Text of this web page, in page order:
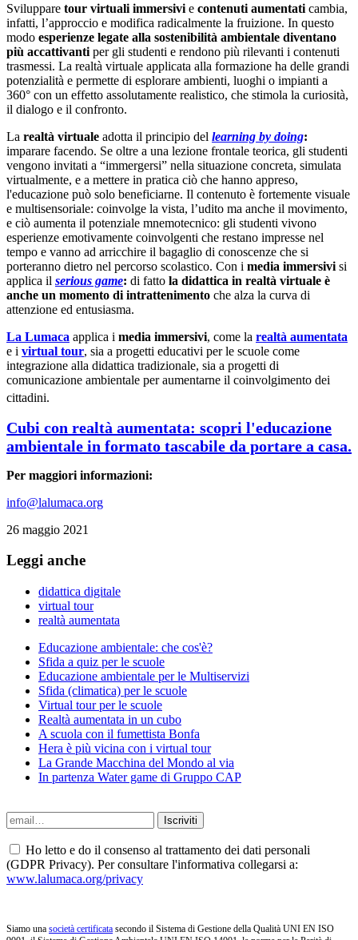
Sviluppare tour virtuali immersivi e contenuti aumentati cambia,
infatti, l’approccio e modifica radicalmente la fruizione. In questo
modo esperienze legate alla sostenibilità ambientale diventano
più accattivanti per gli studenti e rendono più rilevanti i contenuti
trasmessi. La realtà virtuale applicata alla formazione ha delle grandi
potenzialità e permette di esplorare ambienti, luoghi o impianti a
360° con un effetto assolutamente realistico, che stimola la curiosità,
il dialogo e il confronto.
La realtà virtuale adotta il principio del learning by doing:
imparare facendo. Se oltre a una lezione frontale teorica, gli studenti
vengono invitati a “immergersi” nella situazione concreta, simulata
virtualmente, e a mettere in pratica ciò che hanno appreso,
l'educazione può solo beneficiarne. Il contenuto è fortemente visuale
e multisensoriale: coinvolge la vista, l’udito ma anche il movimento,
e ciò aumenta il potenziale mnemotecnico: gli studenti vivono
esperienze emotivamente coinvolgenti che restano impresse nel
tempo e vanno ad arricchire il bagaglio di conoscenze che si
porteranno dietro nel percorso scolastico. Con i media immersivi si
applica il serious game: di fatto la didattica in realtà virtuale è
anche un momento di intrattenimento che alza la curva di
attenzione ed entusiasma.
La Lumaca applica i media immersivi, come la realtà aumentata
e i virtual tour, sia a progetti educativi per le scuole come
integrazione alla didattica tradizionale, sia a progetti di
comunicazione ambientale per aumentarne il coinvolgimento dei
cittadini.
Cubi con realtà aumentata: scopri l'educazione
ambientale in formato tascabile da portare a casa.
Per maggiori informazioni:
info@lalumaca.org
26 maggio 2021
Leggi anche
didattica digitale
virtual tour
realtà aumentata
Educazione ambientale: che cos'è?
Sfida a quiz per le scuole
Educazione ambientale per le Multiservizi
Sfida (climatica) per le scuole
Virtual tour per le scuole
Realtà aumentata in un cubo
A scuola con il fumettista Bonfa
Hera è più vicina con i virtual tour
La Grande Macchina del Mondo al via
In partenza Water game di Gruppo CAP
Ho letto e do il consenso al trattamento dei dati personali
(GDPR Privacy). Per consultare l'informativa collegarsi a:
www.lalumaca.org/privacy
Siamo una società certificata secondo il Sistema di Gestione della Qualità UNI EN ISO